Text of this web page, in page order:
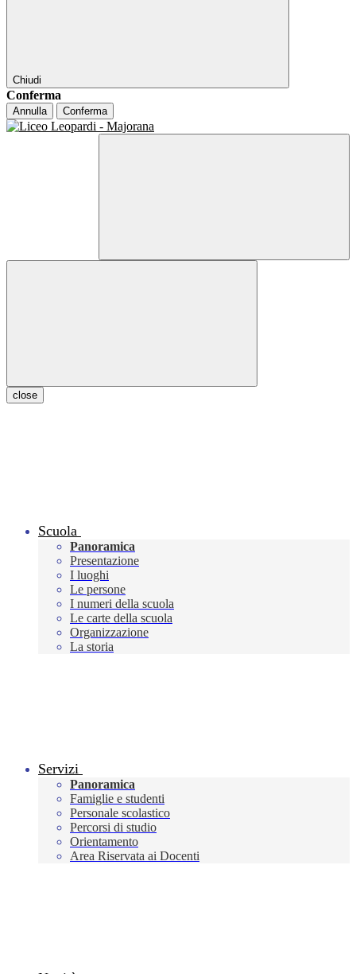
Chiudi
Conferma
Annulla Conferma
close
Scuola
Panoramica
Presentazione
I luoghi
Le persone
I numeri della scuola
Le carte della scuola
Organizzazione
La storia
Servizi
Panoramica
Famiglie e studenti
Personale scolastico
Percorsi di studio
Orientamento
Area Riservata ai Docenti